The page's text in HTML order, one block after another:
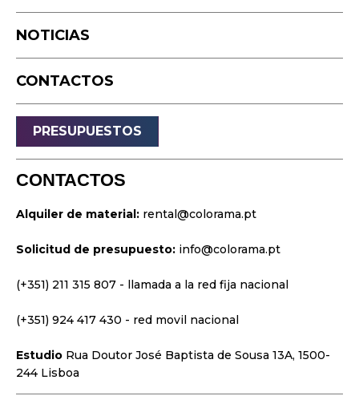
Cámara rápida
Drone
Sonido
Luz
Palcos
Sitios web
Identidad visual
NOTICIAS
CONTACTOS
PRESUPUESTOS
CONTACTOS
Alquiler de material: rental@colorama.pt
Solicitud de presupuesto: info@colorama.pt
(+351) 211 315 807 - llamada a la red fija nacional
(+351) 924 417 430 - red movil nacional
Estudio Rua Doutor José Baptista de Sousa 13A, 1500-
244 Lisboa